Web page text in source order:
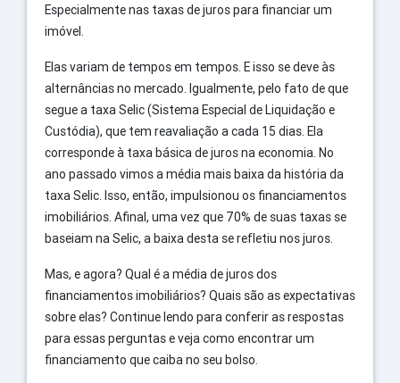
Especialmente nas taxas de juros para financiar um
imóvel.
Elas variam de tempos em tempos. E isso se deve às
alternâncias no mercado. Igualmente, pelo fato de que
segue a taxa Selic (Sistema Especial de Liquidação e
Custódia), que tem reavaliação a cada 15 dias. Ela
corresponde à taxa básica de juros na economia. No
ano passado vimos a média mais baixa da história da
taxa Selic. Isso, então, impulsionou os financiamentos
imobiliários. Afinal, uma vez que 70% de suas taxas se
baseiam na Selic, a baixa desta se refletiu nos juros.
Mas, e agora? Qual é a média de juros dos
financiamentos imobiliários? Quais são as expectativas
sobre elas? Continue lendo para conferir as respostas
para essas perguntas e veja como encontrar um
financiamento que caiba no seu bolso.